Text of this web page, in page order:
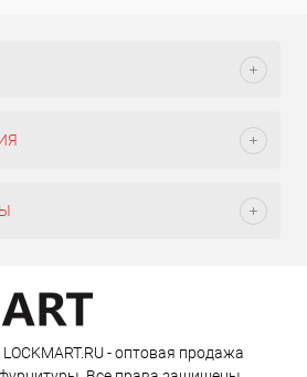
- оптовая продажа